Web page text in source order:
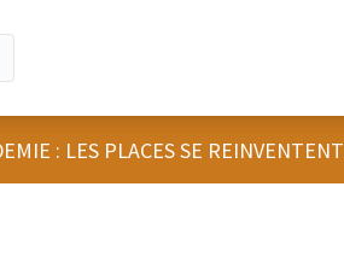
: LES PLACES SE REINVENTENT